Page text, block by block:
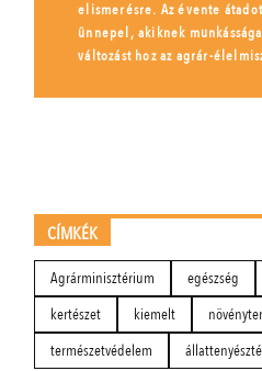
elismerésre. Az évente
ünnepel, akiknek
változást hoz az agrár-
CÍMKÉK
Agrárminisztérium egészség
kertészet
kiemelt
természetvédelem